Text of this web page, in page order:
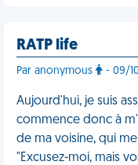
RATP life
Par anonymous - 09/
Aujourd'hui, je suis
commence donc à
de ma voisine, qui
"Excusez-moi, mais